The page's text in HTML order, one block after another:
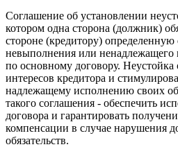
Соглашение об установлении
котором одна сторона (должник)
стороне (кредитору) определенную
невыполнения или ненадлежащего
по основному договору.
интересов кредитора и
надлежащему исполнению своих
такого соглашения - обеспечить
договора и гарантировать
компенсации в случае нарушения
обязательств.